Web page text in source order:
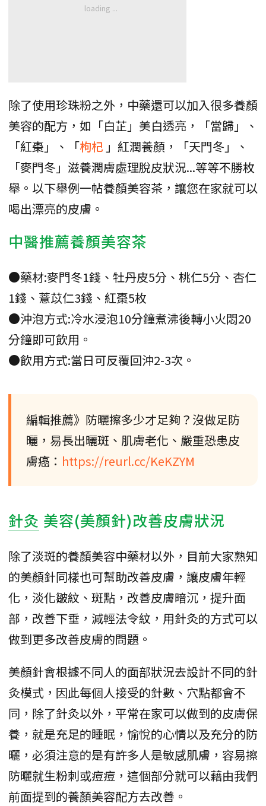
除了使用珍珠粉之外，中藥還可以加入很多養顏
美容的配方，如「白芷」美白透亮，「當歸」、
「紅棗」、「枸杞 」紅潤養顏，「天門冬」、
「麥門冬」滋養潤膚處理脫皮狀況...等等不勝枚
舉。以下舉例一帖養顏美容茶，讓您在家就可以
喝出漂亮的皮膚。
中醫推薦養顏美容茶
●藥材:麥門冬1錢、牡丹皮5分、桃仁5分、杏仁
1錢、薏苡仁3錢、紅棗5枚
●沖泡方式:冷水浸泡10分鐘煮沸後轉小火悶20
分鐘即可飲用。
●飲用方式:當日可反覆回沖2-3次。
編輯推薦》防曬擦多少才足夠？沒做足防
曬，易長出曬斑、肌膚老化、嚴重恐患皮
膚癌： https://reurl.cc/KeKZYM
針灸 美容(美顏針)改善皮膚狀況
除了淡斑的養顏美容中藥材以外，目前大家熟知
的美顏針同樣也可幫助改善皮膚，讓皮膚年輕
化，淡化皺紋、斑點，改善皮膚暗沉，提升面
部，改善下垂，減輕法令紋，用針灸的方式可以
做到更多改善皮膚的問題。
美顏針會根據不同人的面部狀況去設計不同的針
灸模式，因此每個人接受的針數、穴點都會不
同，除了針灸以外，平常在家可以做到的皮膚保
養，就是充足的睡眠，愉悅的心情以及充分的防
曬，必須注意的是有許多人是敏感肌膚，容易擦
防曬就生粉刺或痘痘，這個部分就可以藉由我們
前面提到的養顏美容配方去改善。